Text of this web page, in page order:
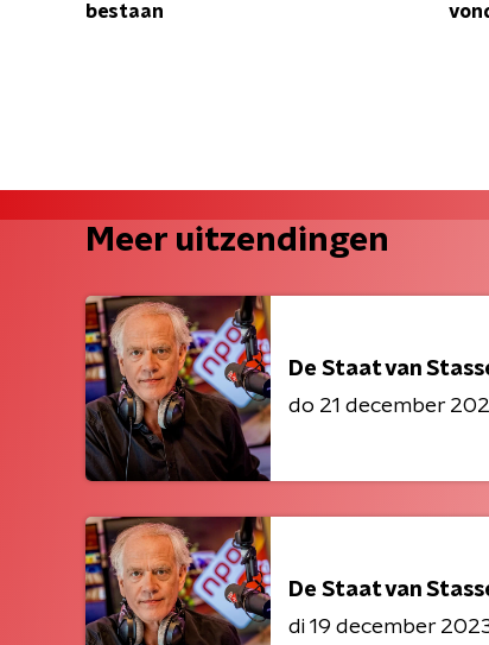
bestaan
Meer uitzendingen
De Staat van
do 21 december
De Staat van
di 19 december